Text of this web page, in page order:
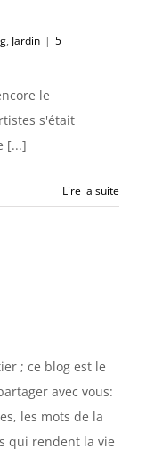
, Jardin | 5
le
s'était
[...]
Lire la suite
; ce blog est le
avec vous:
les mots de la
qui rendent la vie